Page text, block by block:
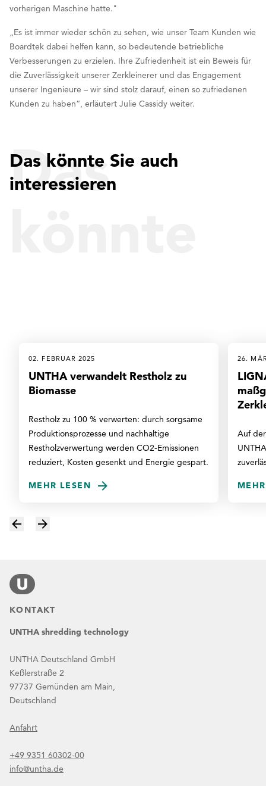
vorherigen Maschine hatte."
„Es ist immer wieder schön zu sehen, wie unser Team Kunden wie
Boardtek dabei helfen kann, so bedeutende betriebliche
Verbesserungen zu erzielen. Ihre Zufriedenheit ist ein Beweis für
die Zuverlässigkeit unserer Zerkleinerer und das Engagement
unserer Ingenieure – wir sind stolz darauf, einen so zufriedenen
Kunden zu haben“, erläutert Julie Cassidy weiter.
Das
Das könnte Sie auch
interessieren
02. FEBRUAR 2025
UNTHA verwandelt Restholz zu
Biomasse
Restholz zu 100 % verwerten: durch sorgsame
Produktionsprozesse und nachhaltige
Restholzverwertung werden CO2-Emissionen
reduziert, Kosten gesenkt und Energie gespart.
MEHR LESEN
26.
Auf
KONTAKT
UNTHA shredding technology
UNTHA Deutschland GmbH
Keßlerstraße 2
97737 Gemünden am Main,
Deutschland
Anfahrt
+49 9351 60302-00
info@untha.de